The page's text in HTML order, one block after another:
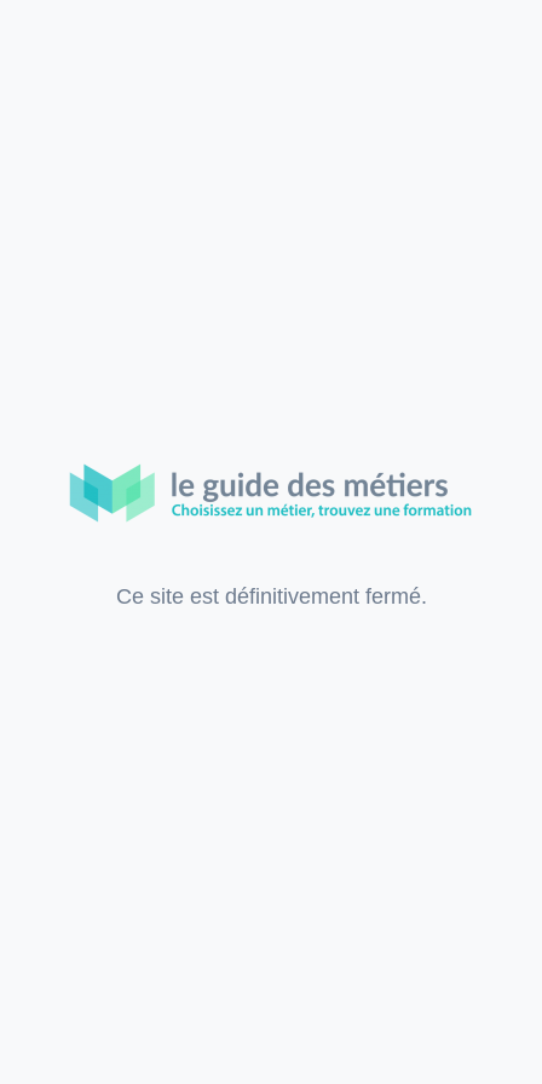
Ce site est définitivement fermé.